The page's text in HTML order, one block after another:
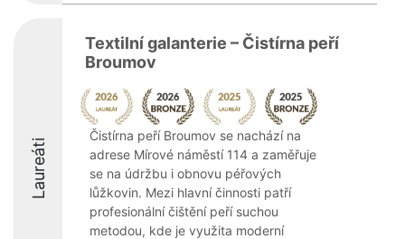
Laureáti
Textilní galanterie – Čistírna peří
Broumov
Čistírna peří Broumov se nachází na
adrese Mírové náměstí 114 a zaměřuje
se na údržbu i obnovu péřových
lůžkovin. Mezi hlavní činnosti patří
profesionální čištění peří suchou
metodou, kde je využita moderní